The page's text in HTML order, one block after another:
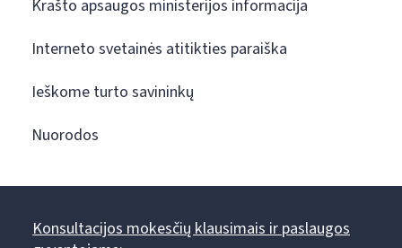
Krašto apsaugos ministerijos informacija
Interneto svetainės atitikties paraiška
Ieškome turto savininkų
Nuorodos
Konsultacijos mokesčių klausimais ir paslaugos